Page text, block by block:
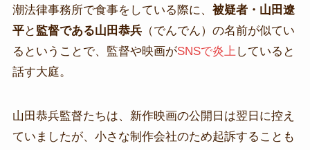
潮法律事務所で食事をしている際に、 被疑者・山田遼
平と 監督である山田恭兵（でんでん）の名前が似てい
るということで、監督や映画がSNSで炎上 していると
話す大庭。
山田恭兵監督たちは、新作映画の公開日は翌日に控え
ていましたが、小さな制作会社のため起訴することも